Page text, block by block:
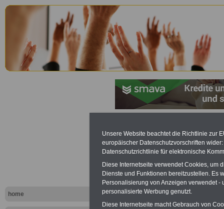
home
für das
Unsere Website beachtet die Richtlinie zur
europäischer Datenschutzvorschriften
Datenschutzrichtlinie für elektronische
Diese Internetseite verwendet Cookies, um
Dienste und Funktionen bereitzustellen. Es
Personalisierung von Anzeigen verwendet
personalisierte Werbung genutzt.
Diese Internetseite macht Gebrauch von